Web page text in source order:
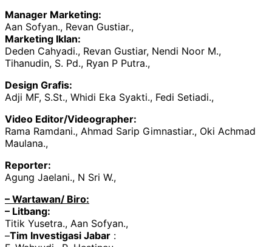
Manager Marketing:
Aan Sofyan., Revan Gustiar.,
Marketing Iklan:
Deden Cahyadi., Revan Gustiar, Nendi Noor M.,
Tihanudin, S. Pd., Ryan P Putra.,
Design Grafis:
Adji MF, S.St., Whidi Eka Syakti., Fedi Setiadi.,
Video Editor/Videographer:
Rama Ramdani., Ahmad Sarip Gimnastiar., Oki Achmad
Maulana.,
Reporter:
Agung Jaelani., N Sri W.,
– Wartawan/ Biro:
– Litbang:
Titik Yusetra., Aan Sofyan.,
–Tim Investigasi Jabar :